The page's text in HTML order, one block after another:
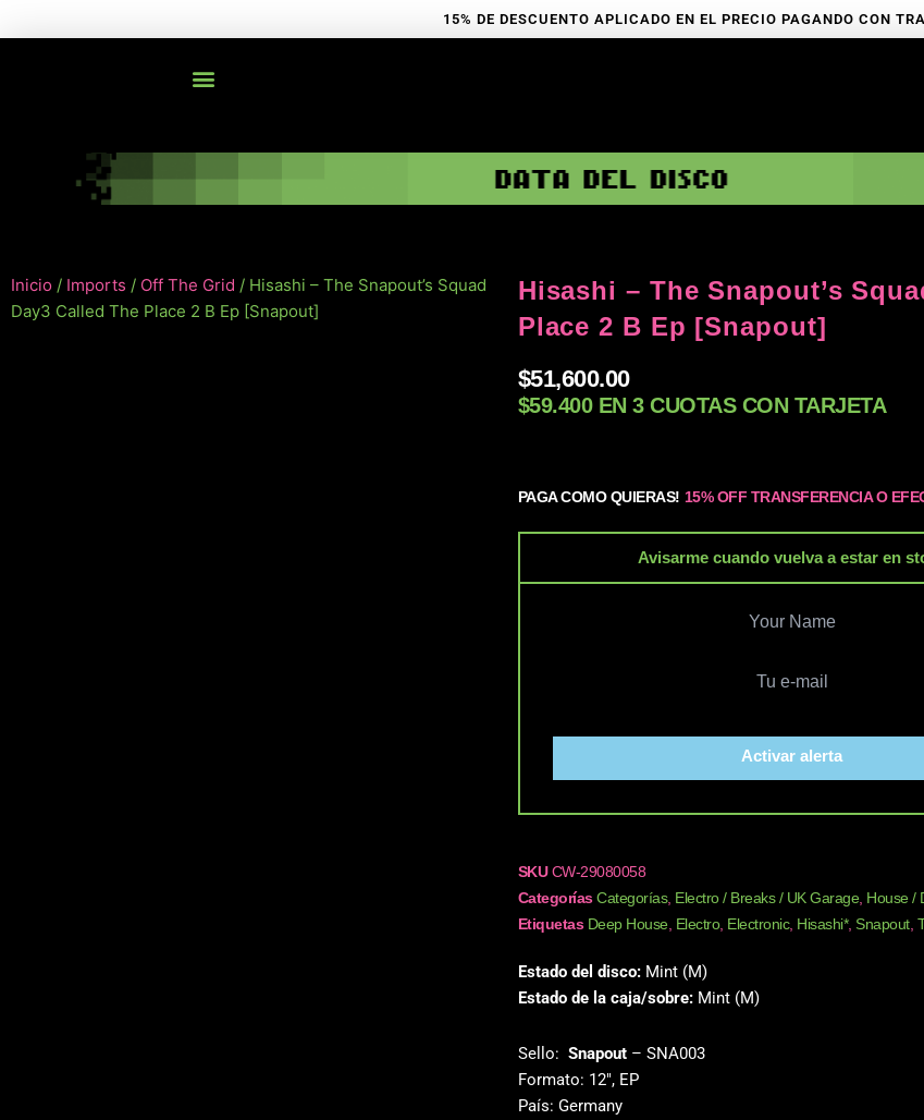
al
15% DE DESCUENTO APLICADO EN EL PRECIO PAGANDO CON
Inicio / Imports / Off The Grid / Hisashi – The Snapout’s Squad
Day3 Called The Place 2 B Ep [Snapout]
Hisashi – The Snapout’s
Place 2 B Ep [Snapout]
$51,600.00
$59.400 EN 3 CUOTAS CON TARJETA
PAGA COMO QUIERAS! 15% OFF TRANSFERENCIA O
Avisarme cuando vuelva a estar en
Activar alerta
SKUCW-29080058
Categorías Categorías, Electro / Breaks / UK Garage, House /
Etiquetas Deep House, Electro, Electronic, Hisashi*, Snapout,
Estado del disco:Mint (M)
Estado de la caja/sobre:Mint (M)
Sello: Snapout‎– SNA003
Formato: 12″, EP
País: Germany